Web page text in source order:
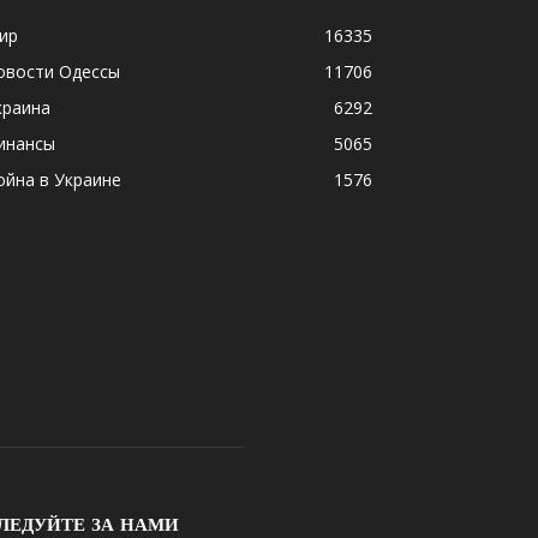
16335
Одессы
11706
6292
5065
в Украине
1576
ЗА НАМИ